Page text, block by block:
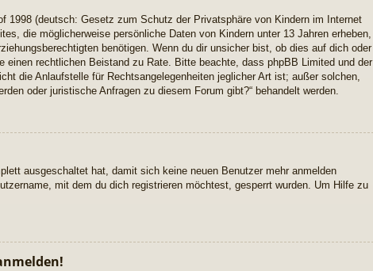
1998 (deutsch: Gesetz zum Schutz der Privatsphäre von Kindern im Internet
die möglicherweise persönliche Daten von Kindern unter 13 Jahren erheben,
benötigen. Wenn du dir unsicher bist, ob dies auf dich oder
rechtlichen Beistand zu Rate. Bitte beachte, dass phpBB Limited und der
die Anlaufstelle für Rechtsangelegenheiten jeglicher Art ist; außer solchen,
oder juristische Anfragen zu diesem Forum gibt?“ behandelt werden.
ausgeschaltet hat, damit sich keine neuen Benutzer mehr anmelden
mit dem du dich registrieren möchtest, gesperrt wurden. Um Hilfe zu